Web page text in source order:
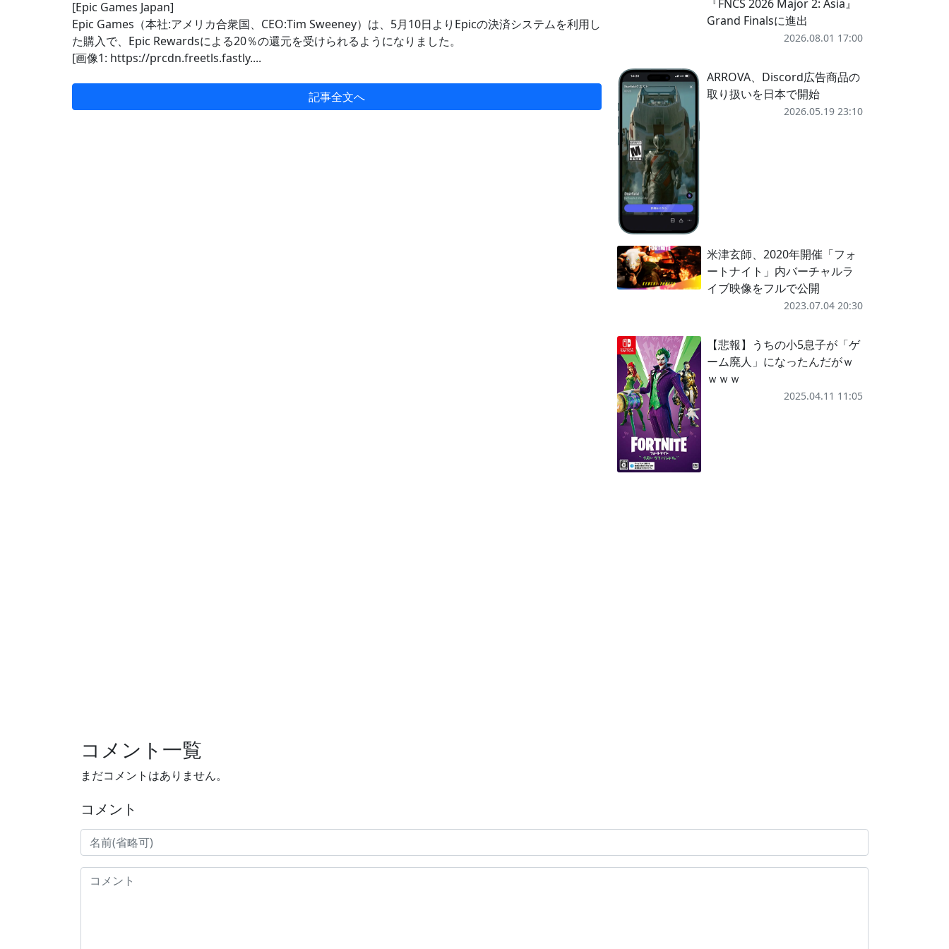
[Epic Games Japan]
Epic Games（本社:アメリカ合衆国、CEO:Tim Sweeney）は、5月10日よりEpicの決済システムを利用し
た購入で、Epic Rewardsによる20％の還元を受けられるようになりました。
[画像1: https://prcdn.freetls.fastly....
記事全文へ
『FNCS 2026 Major 2: Asia』
Grand Finalsに進出
2026.08.01 17:00
ARROVA、Discord広告商品の
取り扱いを日本で開始
2026.05.19 23:10
米津玄師、2020年開催「フォ
ートナイト」内バーチャルラ
イブ映像をフルで公開
2023.07.04 20:30
【悲報】うちの小5息子が「ゲ
ーム廃人」になったんだがｗ
ｗｗｗ
2025.04.11 11:05
コメント一覧
まだコメントはありません。
コメント